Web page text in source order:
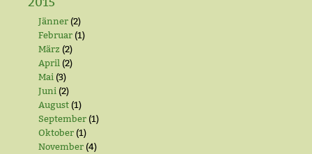
Jänner (2)
Februar (1)
März (2)
April (2)
Mai (3)
Juni (2)
August (1)
September (1)
Oktober (1)
November (4)